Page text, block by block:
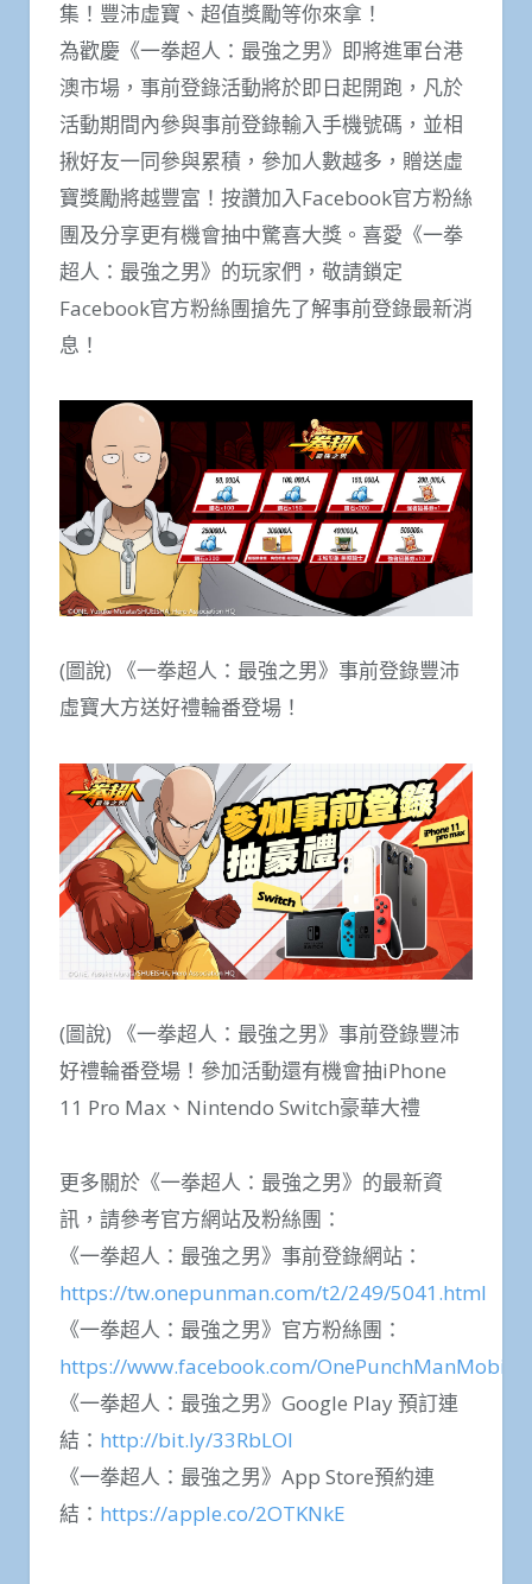
集！豐沛虛寶、超值獎勵等你來拿！
為歡慶《一拳超人：最強之男》即將進軍台港
澳市場，事前登錄活動將於即日起開跑，凡於
活動期間內參與事前登錄輸入手機號碼，並相
揪好友一同參與累積，參加人數越多，贈送虛
寶獎勵將越豐富！按讚加入Facebook官方粉絲
團及分享更有機會抽中驚喜大獎。喜愛《一拳
超人：最強之男》的玩家們，敬請鎖定
Facebook官方粉絲團搶先了解事前登錄最新消
息！
(圖說) 《一拳超人：最強之男》事前登錄豐沛
虛寶大方送好禮輪番登場！
(圖說) 《一拳超人：最強之男》事前登錄豐沛
好禮輪番登場！參加活動還有機會抽iPhone
11 Pro Max、Nintendo Switch豪華大禮
更多關於《一拳超人：最強之男》的最新資
訊，請參考官方網站及粉絲團：
《一拳超人：最強之男》事前登錄網站：
https://tw.onepunman.com/t2/249/5041.html
《一拳超人：最強之男》官方粉絲團：
https://www.facebook.com/OnePunchManMobile/
《一拳超人：最強之男》Google Play 預訂連
結： http://bit.ly/33RbLOl
《一拳超人：最強之男》App Store預約連
結： https://apple.co/2OTKNkE